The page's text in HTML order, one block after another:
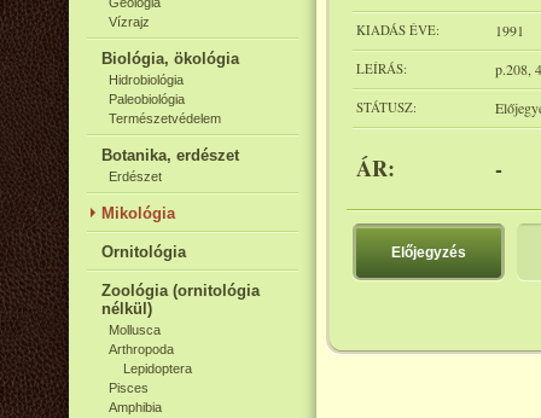
Vízrajz
Biológia, ökológia
Hidrobiológia
Paleobiológia
Természetvédelem
Botanika, erdészet
Erdészet
Mikológia
Ornitológia
Zoológia (ornitológia
nélkül)
Mollusca
Arthropoda
Lepidoptera
Pisces
Amphibia
KIADÁS ÉVE: 1991
LEÍRÁS: p.208,
STÁTUSZ:
ÁR: -
Előjegyzés